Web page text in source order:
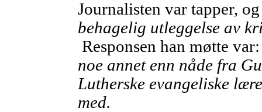
Journalisten var tapper,
behagelig utleggelse av
Responsen han møtte
noe annet enn nåde fra
Lutherske evangeliske
med.